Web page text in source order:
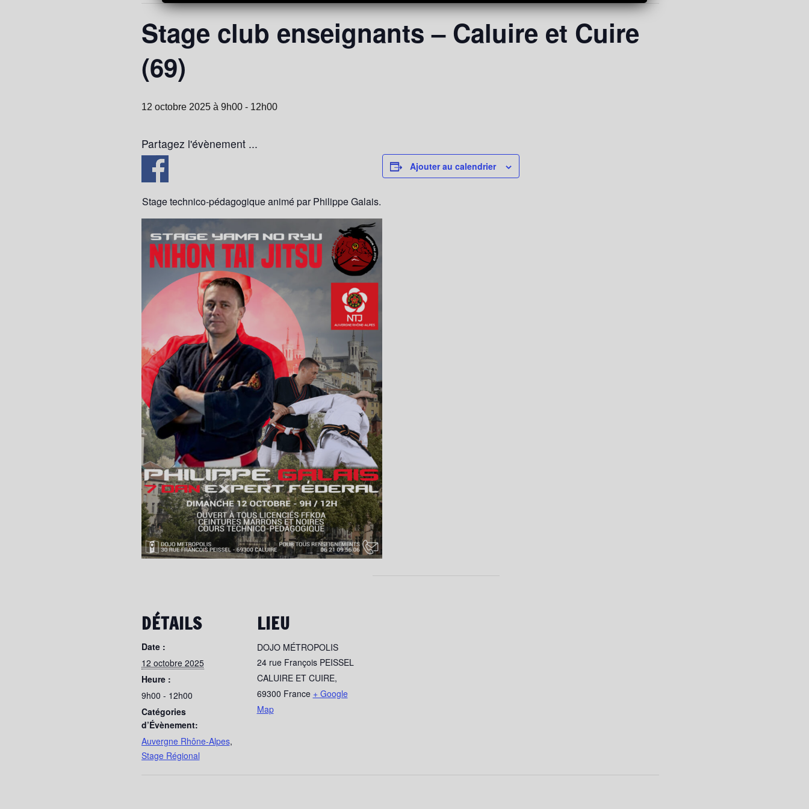
Stage club enseignants – Caluire et Cuire
(69)
12 octobre 2025 à 9h00- 12h00
Partagez l'évènement ...
Stage technico-pédagogique animé par Philippe Galais.
Ajouter au calendrier
DÉTAILS
Date :
12 octobre 2025
Heure :
9h00 - 12h00
Catégories
d’Évènement:
Auvergne Rhône-Alpes,
Stage Régional
LIEU
DOJO MÉTROPOLIS
24 rue François PEISSEL
CALUIRE ET CUIRE,
69300 France + Google
Map